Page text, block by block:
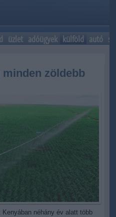
üzlet adóügyek külföld autó
minden zöldebb
néhány év alatt több